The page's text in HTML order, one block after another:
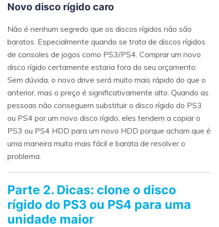
Novo disco rígido caro
Não é nenhum segredo que os discos rígidos não são
baratos. Especialmente quando se trata de discos rígidos
de consoles de jogos como PS3/PS4. Comprar um novo
disco rígido certamente estaria fora do seu orçamento.
Sem dúvida, o novo drive será muito mais rápido do que o
anterior, mas o preço é significativamente alto. Quando as
pessoas não conseguem substituir o disco rígido do PS3
ou PS4 por um novo disco rígido, eles tendem a copiar o
PS3 ou PS4 HDD para um novo HDD porque acham que é
uma maneira muito mais fácil e barata de resolver o
problema.
Parte 2. Dicas: clone o disco
rígido do PS3 ou PS4 para uma
unidade maior